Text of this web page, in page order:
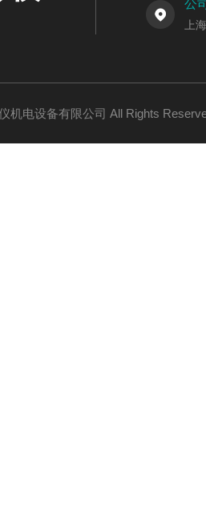
公
上
机电设备有限公司 All Rights